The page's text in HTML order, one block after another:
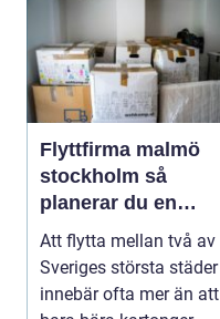
Flyttfirma malmö
stockholm så
planerar du en
trygg flytt mellan
städerna
Att flytta mellan två av
Sveriges största städer
innebär ofta mer än att